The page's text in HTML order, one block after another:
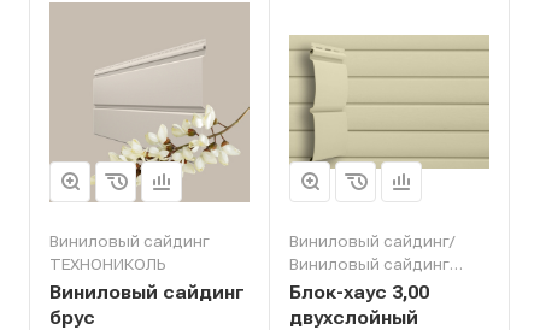
Виниловый сайдинг
ТЕХНОНИКОЛЬ
Виниловый сайдинг
брус
Виниловый сайдинг/
Виниловый сайдинг
Grand Line
Блок-хаус 3,00
двухслойный